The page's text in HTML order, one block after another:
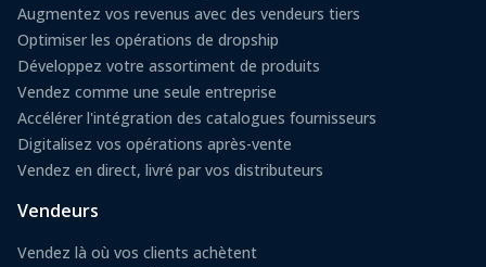
Augmentez vos revenus avec des vendeurs tiers
Optimiser les opérations de dropship
Développez votre assortiment de produits
Vendez comme une seule entreprise
Accélérer l'intégration des catalogues fournisseurs
Digitalisez vos opérations après-vente
Vendez en direct, livré par vos distributeurs
Vendeurs
Vendez là où vos clients achètent